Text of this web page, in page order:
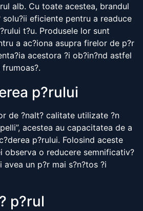
alb. Cu toate acestea, brandul
solu?ii eficiente pentru a readuce
t?u. Produsele lor sunt
a ac?iona asupra firelor de p?r
acestora ?i ob?in?nd astfel
p?rului
de ?nalt? calitate utilizate ?n
acestea au capacitatea de a
p?rului. Folosind aceste
observa o reducere semnificativ?
un p?r mai s?n?tos ?i
p?rul